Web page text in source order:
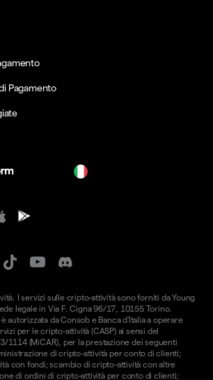
Pagamento
I servizi sulle cripto-attività sono forniti da Young
legale in Via F. Cigna 96/17, 10155 Torino.
autorizzata da Consob e Banca d'Italia a operare
per le cripto-attività (CASP) ai sensi del
1114 (MiCAR), per la prestazione dei seguenti
di cripto-attività per conto di clienti;
con fondi; scambio di cripto-attività con altre
di ordini di cripto-attività per conto di clienti;